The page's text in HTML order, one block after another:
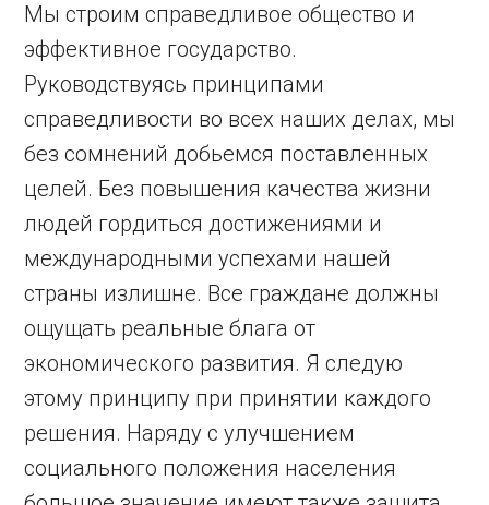
Мы строим справедливое общест­во и
эффективное государство.
Руководствуясь принципами
справедливости во всех наших делах, мы
без сомнений добьемся поставленных
целей. Без повышения качества жизни
людей гордиться достижениями и
международными успехами нашей
страны излишне. Все граждане должны
ощущать реальные блага от
экономического развития. Я следую
этому принципу при принятии каждого
решения. Наряду с улучшением
социального положения населения